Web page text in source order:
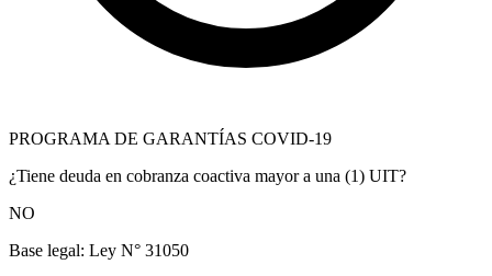
PROGRAMA DE GARANTÍAS COVID-19
¿Tiene deuda en cobranza coactiva mayor a una (1) UIT?
NO
Base legal: Ley N° 31050